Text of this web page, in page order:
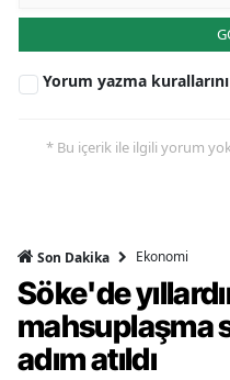
Yorum yazma kurallarını
* Bu içerik ile ilgili yorum
Son Dakika Ekonomi
Söke'de
mahsuplaşma
adım atıldı